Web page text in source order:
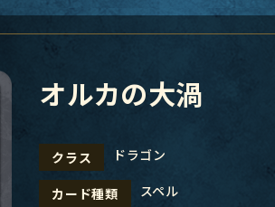
オルカの大渦
クラス ドラゴン
カード種類 スペル